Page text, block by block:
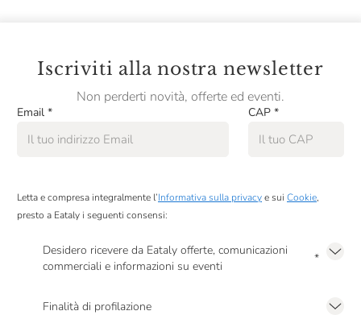
Iscriviti alla nostra newsletter
Non perderti novità, offerte ed eventi.
Email * CAP *
Letta e compresa integralmente l’Informativa sulla privacye sui Cookie,
presto a Eataly i seguenti consensi:
Desidero ricevere da Eataly offerte, comunicazioni
commerciali e informazioni su eventi
*
Finalità di profilazione